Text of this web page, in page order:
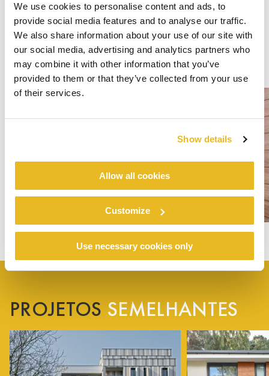
We use cookies to personalise content and ads, to
provide social media features and to analyse our traffic.
We also share information about your use of our site with
our social media, advertising and analytics partners who
may combine it with other information that you’ve
provided to them or that they’ve collected from your use
of their services.
Show details
Allow all cookies
Customize
Use necessary cookies only
PROJETOS SEMELHANTES